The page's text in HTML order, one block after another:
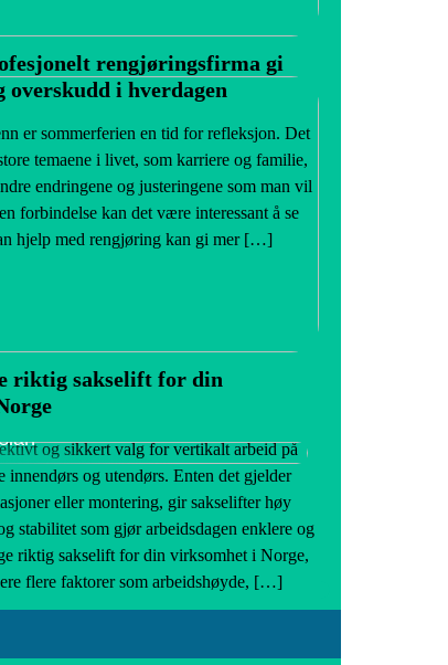
rengjøringsfirma gi
overskudd i hverdagen
er sommerferien en tid for refleksjon. Det
temaene i livet, som karriere og familie,
endringene og justeringene som man vil
forbindelse kan det være interessant å se
hjelp med rengjøring kan gi mer […]
riktig sakselift for din
og sikkert valg for vertikalt arbeid på
innendørs og utendørs. Enten det gjelder
eller montering, gir sakselifter høy
stabilitet som gjør arbeidsdagen enklere og
riktig sakselift for din virksomhet i Norge,
flere faktorer som arbeidshøyde, […]
oppnå lav rente for et